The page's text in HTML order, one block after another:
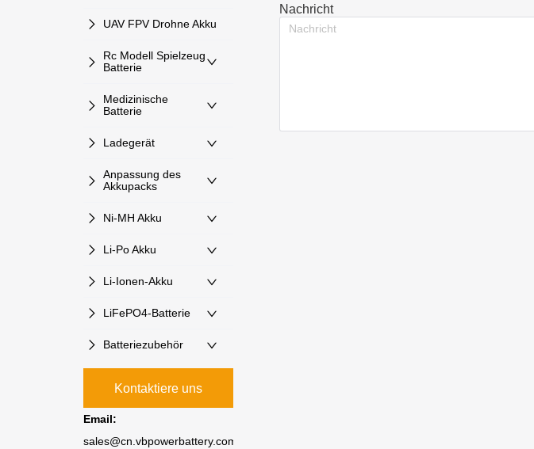
UAV FPV Drohne Akku
Rc Modell Spielzeug
Batterie
Medizinische
Batterie
Ladegerät
Anpassung des
Akkupacks
Ni-MH Akku
Li-Po Akku
Li-Ionen-Akku
LiFePO4-Batterie
Batteriezubehör
Kontaktiere uns
Email:
sales@cn.vbpowerbattery.com
Nachricht